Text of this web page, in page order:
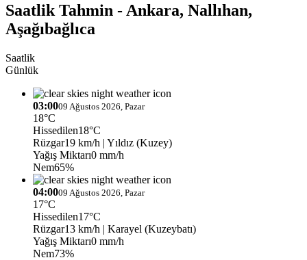
Saatlik Tahmin - Ankara, Nallıhan,
Aşağıbağlıca
Saatlik
Günlük
03:0009 Ağustos 2026, Pazar
18°C
Hissedilen18°C
Rüzgar19 km/h | Yıldız (Kuzey)
Yağış Miktarı0 mm/h
Nem65%
04:0009 Ağustos 2026, Pazar
17°C
Hissedilen17°C
Rüzgar13 km/h | Karayel (Kuzeybatı)
Yağış Miktarı0 mm/h
Nem73%